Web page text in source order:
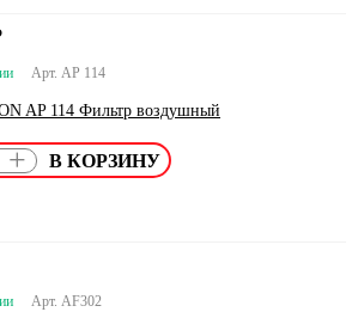
Арт. AP 114
AP 114 Фильтр воздушный
+
Арт. AF302